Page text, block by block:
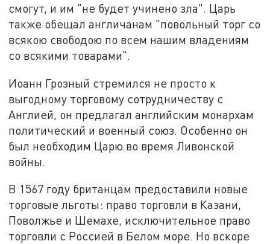
смогут, и им "не будет учинено зла". Царь
также обещал англичанам "повольный торг со
всякою свободою по всем нашим владениям
со всякими товарами".
Иоанн Грозный стремился не просто к
выгодному торговому сотрудничеству с
Англией, он предлагал английским монархам
политический и военный союз. Особенно он
был необходим Царю во время Ливонской
войны.
В 1567 году британцам предоставили новые
торговые льготы: право торговли в Казани,
Поволжье и Шемахе, исключительное право
торговли с Россией в Белом море. Но вскоре